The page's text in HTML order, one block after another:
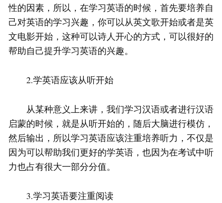
性的因素，所以，在学习英语的时候，首先要培养自
己对英语的学习兴趣，你可以从英文歌开始或者是英
文电影开始，这种可以诗人开心的方式，可以很好的
帮助自己提升学习英语的兴趣。
2.学英语应该从听开始
从某种意义上来讲，我们学习汉语或者进行汉语
启蒙的时候，就是从听开始的，随后大脑进行模仿，
然后输出，所以学习英语应该注重培养听力，不仅是
因为可以帮助我们更好的学英语，也因为在考试中听
力也占有很大一部分分值。
3.学习英语要注重阅读